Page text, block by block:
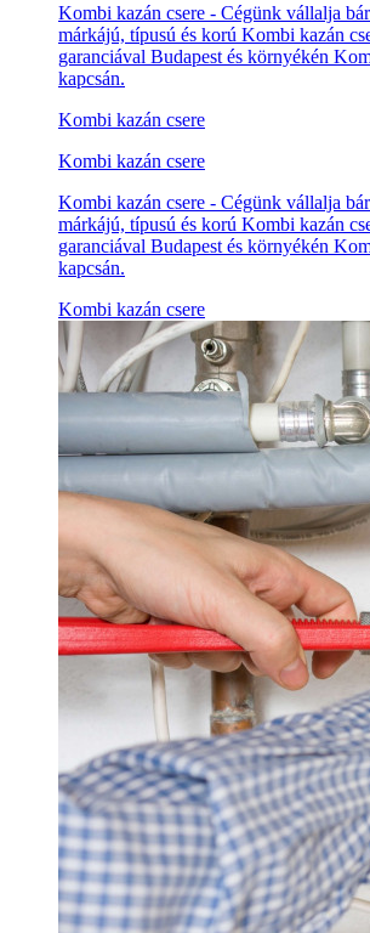
Kombi kazán csere - Cégünk vállalja
márkájú, típusú és korú Kombi kazán
garanciával Budapest és környékén
kapcsán.
Kombi kazán csere
Kombi kazán csere
Kombi kazán csere - Cégünk vállalja
márkájú, típusú és korú Kombi kazán
garanciával Budapest és környékén
kapcsán.
Kombi kazán csere